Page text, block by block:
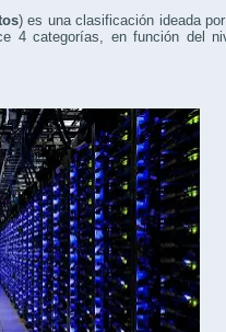
) es una clasificación ideada por
4 categorías, en función del